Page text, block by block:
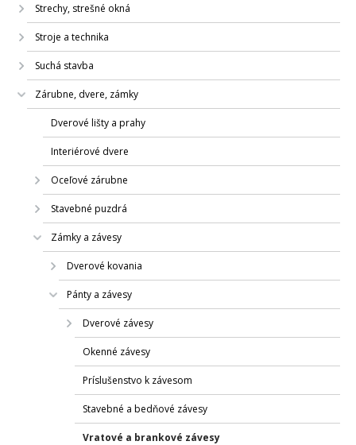
Strechy, strešné okná
Stroje a technika
Suchá stavba
Zárubne, dvere, zámky
Dverové lišty a prahy
Interiérové dvere
Oceľové zárubne
Stavebné puzdrá
Zámky a závesy
Dverové kovania
Pánty a závesy
Dverové závesy
Okenné závesy
Príslušenstvo k závesom
Stavebné a bedňové závesy
Vratové a brankové závesy